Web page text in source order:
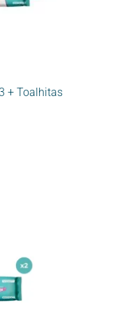
+ Toalhitas